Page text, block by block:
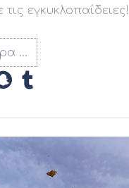
τις εγκυκλοπαίδειες!
…